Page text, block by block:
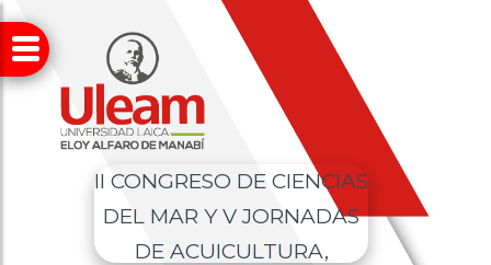
II CONGRESO DE CIENCIAS
DEL MAR Y V JORNADAS
DE ACUICULTURA,